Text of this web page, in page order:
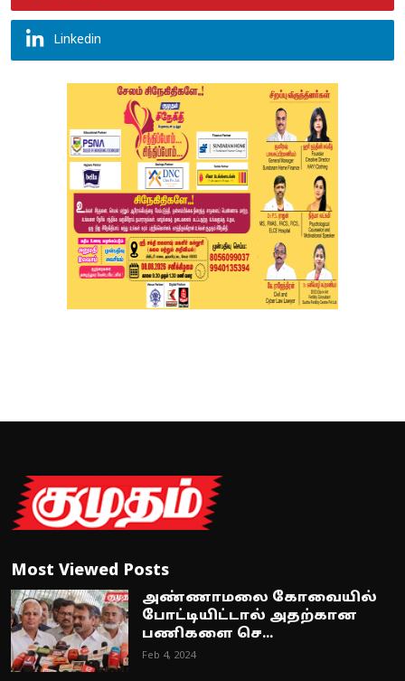
Linkedin
Most Viewed Posts
அண்ணாமலை கோவையில்
போட்டியிட்டால் அதற்கான
பணிகளை செ...
Feb 4, 2024